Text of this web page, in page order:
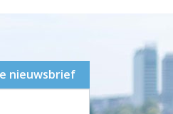
nieuwsbrief